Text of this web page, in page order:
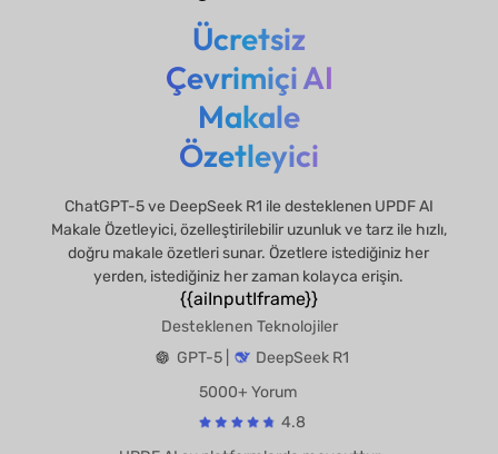
Ücretsiz
Çevrimiçi AI
Makale
Özetleyici
ChatGPT-5 ve DeepSeek R1 ile desteklenen UPDF AI
Makale Özetleyici, özelleştirilebilir uzunluk ve tarz ile hızlı,
doğru makale özetleri sunar. Özetlere istediğiniz her
yerden, istediğiniz her zaman kolayca erişin.
{{aiInputIframe}}
Desteklenen Teknolojiler